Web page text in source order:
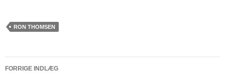
RON THOMSEN
Indlægsnavigation
FORRIGE INDLÆG